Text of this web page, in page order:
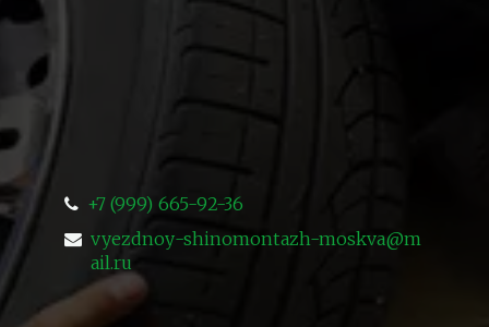
+7 (999) 665-92-36
vyezdnoy-shinomontazh-moskva@m
ail.ru